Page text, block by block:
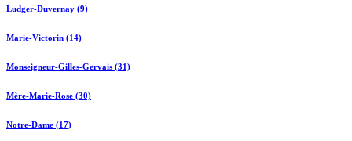
Ludger-Duvernay (9)
Marie-Victorin (14)
Monseigneur-Gilles-Gervais (31)
Mère-Marie-Rose (30)
Notre-Dame (17)